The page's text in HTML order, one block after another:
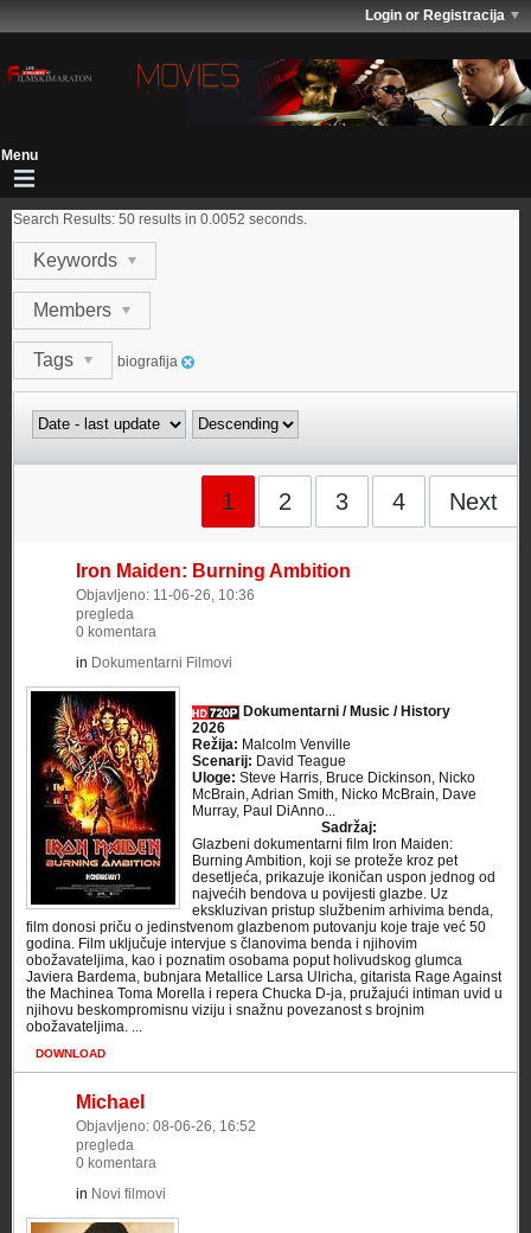
Login or Registracija
Search Results: 50 results in 0.0052 seconds.
Keywords
Members
Tags biografija
1 2 3 4 Next
Iron Maiden: Burning Ambition
Objavljeno: 11-06-26, 10:36
pregleda
0 komentara
in Dokumentarni Filmovi
Dokumentarni / Music / History
2026
Režija: Malcolm Venville
Scenarij: David Teague
Uloge: Steve Harris, Bruce Dickinson, Nicko
McBrain, Adrian Smith, Nicko McBrain, Dave
Murray, Paul DiAnno...
Sadržaj:
Glazbeni dokumentarni film Iron Maiden:
Burning Ambition, koji se proteže kroz pet
desetljeća, prikazuje ikoničan uspon jednog od
najvećih bendova u povijesti glazbe. Uz
ekskluzivan pristup službenim arhivima benda,
film donosi priču o jedinstvenom glazbenom putovanju koje traje već 50
godina. Film uključuje intervjue s članovima benda i njihovim
obožavateljima, kao i poznatim osobama poput holivudskog glumca
Javiera Bardema, bubnjara Metallice Larsa Ulricha, gitarista Rage Against
the Machinea Toma Morella i repera Chucka D-ja, pružajući intiman uvid u
njihovu beskompromisnu viziju i snažnu povezanost s brojnim
obožavateljima. ...
DOWNLOAD
Michael
Objavljeno: 08-06-26, 16:52
pregleda
0 komentara
in Novi filmovi